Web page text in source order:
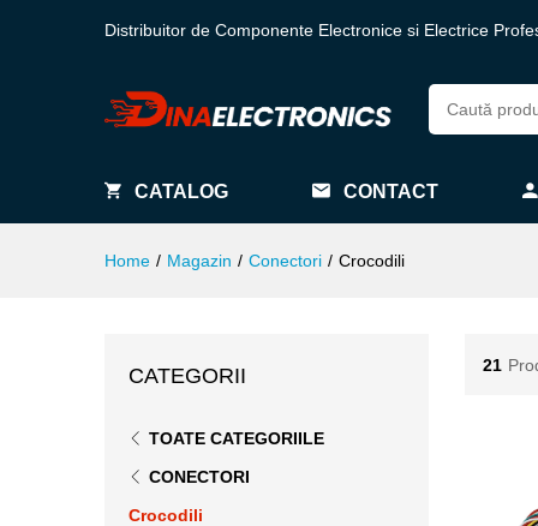
Distribuitor de Componente Electronice si Electrice
CATALOG CONTACT
Home / Magazin / Conectori / Crocodili
21
CATEGORII
TOATE CATEGORIILE
CONECTORI
Crocodili